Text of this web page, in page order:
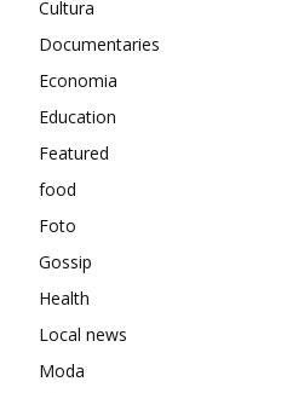
Cultura
Documentaries
Economia
Education
Featured
food
Foto
Gossip
Health
Local news
Moda